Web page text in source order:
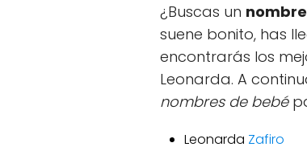
¿Buscas un
suene bonito, has
encontrarás los
Leonarda. A
nombres de bebé
Leonarda Zafiro